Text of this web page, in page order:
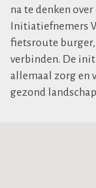
na te denken
Initiatiefnemers
fietsroute burger,
verbinden. De
allemaal zorg en
gezond